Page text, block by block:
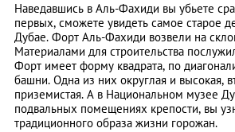
Наведавшись в Аль-Фахиди вы убьете
первых, сможете увидеть самое старое
Дубае. Форт Аль-Фахиди возвели на
Материалами для строительства
Форт имеет форму квадрата, по
башни. Одна из них округлая и высокая,
приземистая. А в Национальном музее
подвальных помещениях крепости, вы
традиционного образа жизни горожан.